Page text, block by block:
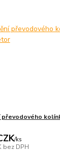
/ks
bez DPH